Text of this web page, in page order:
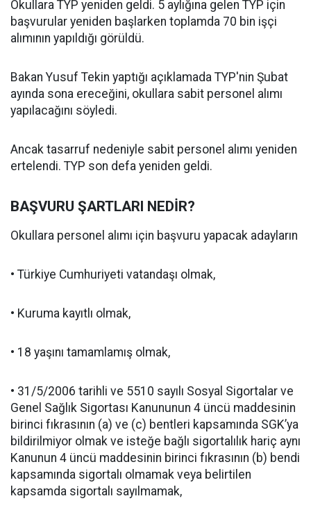
Okullara TYP yeniden geldi. 5 aylığına gelen TYP için
başvurular yeniden başlarken toplamda 70 bin işçi
alımının yapıldığı görüldü.
Bakan Yusuf Tekin yaptığı açıklamada TYP'nin Şubat
ayında sona ereceğini, okullara sabit personel alımı
yapılacağını söyledi.
Ancak tasarruf nedeniyle sabit personel alımı yeniden
ertelendi. TYP son defa yeniden geldi.
BAŞVURU ŞARTLARI NEDİR?
Okullara personel alımı için başvuru yapacak adayların
• Türkiye Cumhuriyeti vatandaşı olmak,
• Kuruma kayıtlı olmak,
• 18 yaşını tamamlamış olmak,
• 31/5/2006 tarihli ve 5510 sayılı Sosyal Sigortalar ve
Genel Sağlık Sigortası Kanununun 4 üncü maddesinin
birinci fıkrasının (a) ve (c) bentleri kapsamında SGK’ya
bildirilmiyor olmak ve isteğe bağlı sigortalılık hariç aynı
Kanunun 4 üncü maddesinin birinci fıkrasının (b) bendi
kapsamında sigortalı olmamak veya belirtilen
kapsamda sigortalı sayılmamak,